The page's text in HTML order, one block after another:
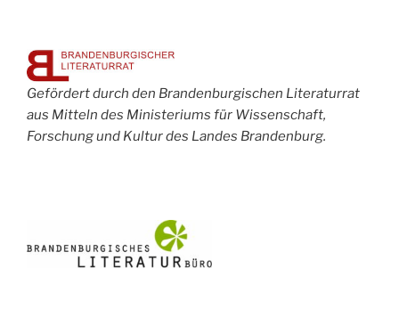
Gefördert durch den Brandenburgischen Literaturrat
aus Mitteln des Ministeriums für Wissenschaft,
Forschung und Kultur des Landes Brandenburg.